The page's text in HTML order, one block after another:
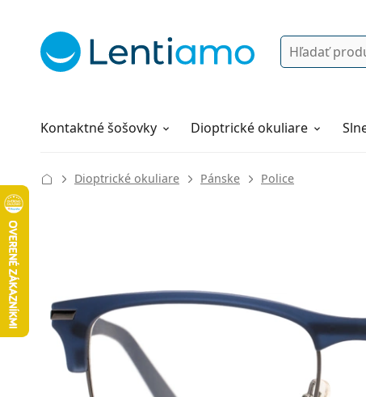
Vyhľadávanie
Kontaktné šošovky
Roztoky Dioptrické okuliare
Všetko o nákupe
Dioptrické okuliare Pánske Police